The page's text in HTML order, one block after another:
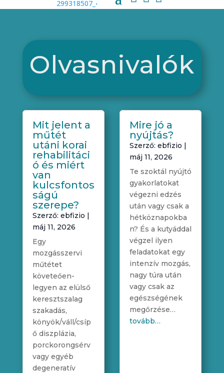
Olvasnivalók
Mit jelent a
műtét
utáni korai
rehabilitáci
ó és miért
van
kulcsfontos
ságú
szerepe?
Szerző: ebfizio |
máj 11, 2026
Egy
mozgásszervi
műtétet
követeően-
legyen az elülső
keresztszalag
szakadás,
könyök/váll/csíp
ő diszplázia,
porckorongsérv
vagy egyéb
degeneratív
Mire jó a
nyújtás?
Szerző: ebfizio |
máj 11, 2026
Te szoktál nyújtó
gyakorlatokat
végezni edzés
után vagy csak a
hétköznapokba
n? És a kutyáddal
végzel ilyen
feladatokat egy
intenzív mozgás,
nagy túra után
vagy csak az
egészségének
megőrzése…
tovább…